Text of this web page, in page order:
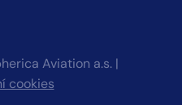
Aviation a.s. |
cookies